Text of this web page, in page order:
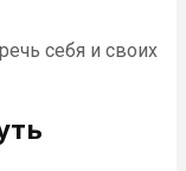
себя и своих